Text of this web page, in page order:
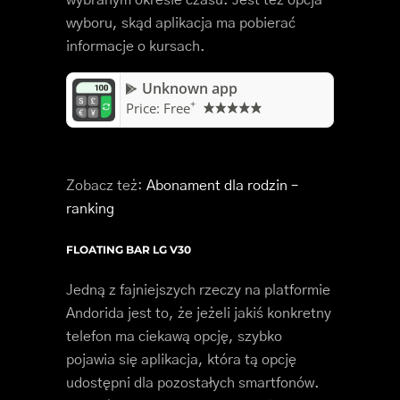
wyboru, skąd aplikacja ma pobierać
informacje o kursach.
Unknown app
Price: Free+
Zobacz też: Abonament dla rodzin –
ranking
FLOATING BAR LG V30
Jedną z fajniejszych rzeczy na platformie
Andorida jest to, że jeżeli jakiś konkretny
telefon ma ciekawą opcję, szybko
pojawia się aplikacja, która tą opcję
udostępni dla pozostałych smartfonów.